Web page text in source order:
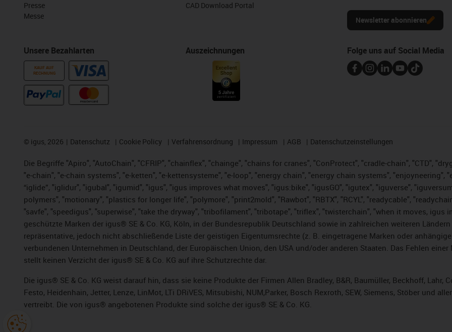
Presse
Messe
Unsere Bezahlarten
KAUF AUF
RECHNUNG
CAD Download Portal
Auszeichnungen
Newsletter abonnieren
Folge uns auf Social Media
© igus, 2026 Datenschutz Cookie Policy Verfahrensordnung Impressum AGB Datenschutzeinstellungen
Die Begriffe "Apiro", "AutoChain", "CFRIP", "chainflex", "chainge", "chains for cranes", "ConProtect", "cradle-chain", "CTD",
"e-chain", "e-chain systems", "e-ketten", "e-kettensysteme", "e-loop", "energy chain", "energy chain systems", "enjoyneering",
“iglide”, "iglidur", "igubal", "igumid", "igus", "igus improves what moves", "igus:bike", "igusGO", "igutex", "iguverse",
polymers", "motionary", "plastics for longer life", "polymore", "print2mold", "Rawbot", "RBTX", "RCYL", "readycable",
"savfe", "speedigus", "superwise", "take the dryway", "tribofilament", "tribotape", "triflex", "twisterchain", "when it moves,
geschützte Marken der igus® SE & Co. KG, Köln, in der Bundesrepublik Deutschland sowie in zahlreichen weiteren
repräsentative, jedoch nicht abschließende Liste der geistigen Eigentumsrechte (z. B. eingetragene Marken oder
verbundenen Unternehmen in Deutschland, der Europäischen Union, den USA und/oder anderen Staaten. Das Fehlen
stellt keinen Verzicht der igus® SE & Co. KG auf ihre Schutzrechte dar.
Die igus® SE & Co. KG weist darauf hin, dass sie keine Produkte der Firmen Allen Bradley, B&R, Baumüller, Beckhoff, Lahr,
Festo, Heidenhain, Jetter, Lenze, LinMot, LTi DRiVES, Mitsubishi, NUM,Parker, Bosch Rexroth, SEW, Siemens, Stöber und
vertreibt. Die von igus® angebotenen Produkte sind solche der igus® SE & Co. KG.